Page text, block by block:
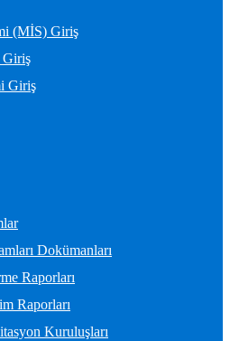
(MİS) Giriş
Giriş
Giriş
Dokümanları
Raporları
Raporları
Kuruluşları